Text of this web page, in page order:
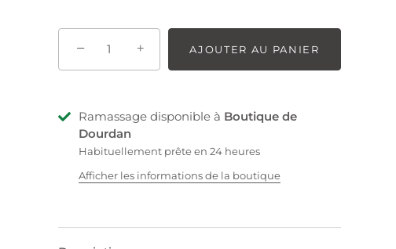
− + AJOUTER AU PANIER
Ramassage disponible à Boutique de
Dourdan
Habituellement prête en 24 heures
Afficher les informations de la boutique